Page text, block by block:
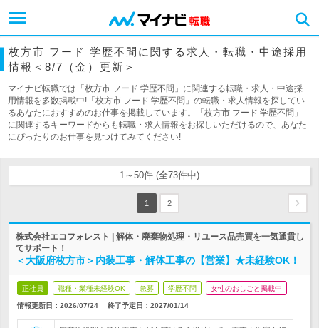
枚方市 フード 学歴不問に関する求人・転職・中途採用
情報＜8/7（金）更新＞
マイナビ転職では「枚方市 フード 学歴不問」に関連する転職・求人・中途採
用情報を多数掲載中!「枚方市 フード 学歴不問」の転職・求人情報を探してい
るあなたにおすすめのお仕事を掲載しています。「枚方市 フード 学歴不問」
に関連するキーワードからも転職・求人情報をお探しいただけるので、あなた
にぴったりのお仕事を見つけてみてください!
1～50件 (全73件中)
1 2
株式会社エコフォレスト | 解体・廃棄物処理・リユース品売買を一気通貫し
てサポート！
＜大阪府枚方市＞内装工事・解体工事の【営業】★未経験OK！
正社員 職種・業種未経験OK 急募 学歴不問 女性のおしごと掲載中
情報更新日：2026/07/24 終了予定日： 2027/01/14